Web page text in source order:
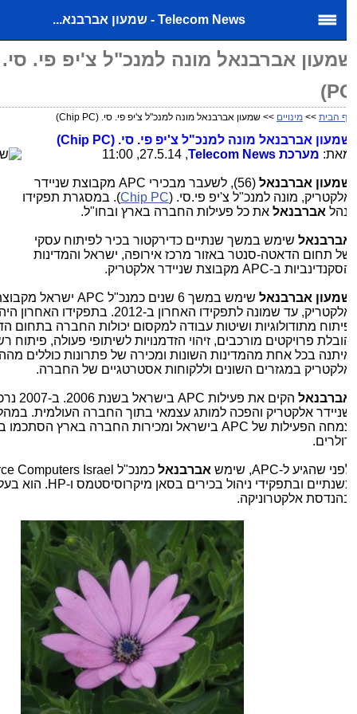
Telecom News - שמעון אברבנא...
הבית>>מינויים>> שמעון אברבנאל מונה למנכ"ל צ'יפ פי. סי. (Chip PC)
מעון אברבנאל מונה למנכ"ל צ'יפ פי. סי. (Chip PC
)
מערכתTelecom News
, 27.5.14, 11:00
אברבנאל(56), לשעבר מבכירי APCמקבוצת שניידר
מונה למנכ"ל צ'יפ פי.סי. (Chip PC). במסגרת תפקידו
אברבנאלאת כל פעילות החברה בארץ ובחו"ל.
שימש במשך שנתיים כדירקטור בכיר לפיתוח עסקי
תחום הדאטה-סנטר באזור מרכז אירופה, ישראל והמדינות
ב-APCמקבוצת שניידר אלקטריק.
אברבנאלשימש במשך 6 שנים כמנכ"ל APCישראל מקבוצת
אלקטריק, עד שמונה לתפקידו האחרון ב-2012. בתפקידו
מתודולוגיות ושיטות עבודה למקסום יכולות החברה בתחום
פרויקטים מורכבים, זיהוי הזדמנויות לשיתופי פעולה, פיתוח
בכל אחת מהמדינות השונות ומכירה של פתרונות כוללים
במגזרים השונים וללקוחות אסטרטגיים של החברה.
הקים את פעילותAPC
בישראל
אלקטריק והפכה למותג עצמאי בתוך החברה העולמית. במהלך
הפעילות שלAPCבישראל ומכירות החברה בארץ הסתכמו
שהגיע ל- APC, שימשאברבנאלכמנכ"לComputers Israel
ובתפקידי ניהול בכירים בסאן מיקרוסיסטמס ו- HP . הוא בעל
אלקטרוניקה.